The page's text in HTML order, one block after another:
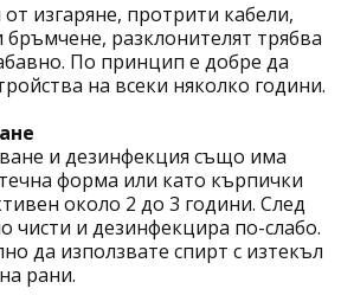
изгаряне, протрити кабели,
бръмчене, разклонителят трябва
По принцип е добре да
на всеки няколко години.
и дезинфекция също има
форма или като кърпички
около 2 до 3 години. След
чисти и дезинфекцира по-слабо.
да използвате спирт с изтекъл
рани.